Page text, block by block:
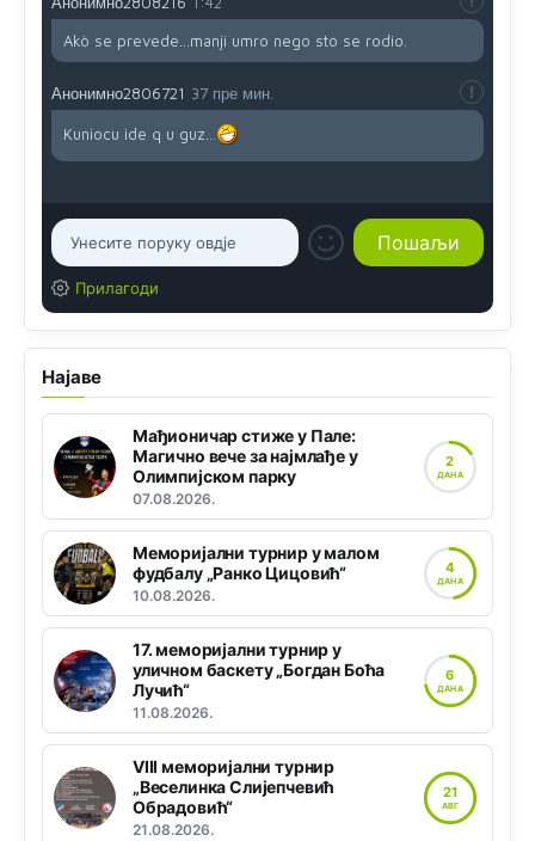
Akò se prevede...manji umro nego sto se rodio.
Анонимно2806721 37 пре мин.
Kuniocu ide q u guz...
Прилагоди
Најаве
Мађионичар стиже у Пале:
Магично вече за најмлађе у
Олимпијском парку
07.08.2026.
2
ДАНА
Меморијални турнир у малом
фудбалу „Ранко Цицовић“
10.08.2026.
4
ДАНА
17. меморијални турнир у
уличном баскету „Богдан Боћа
Лучић“
11.08.2026.
6
ДАНА
VIII меморијални турнир
„Веселинка Слијепчевић
Обрадовић“
21.08.2026.
21
АВГ